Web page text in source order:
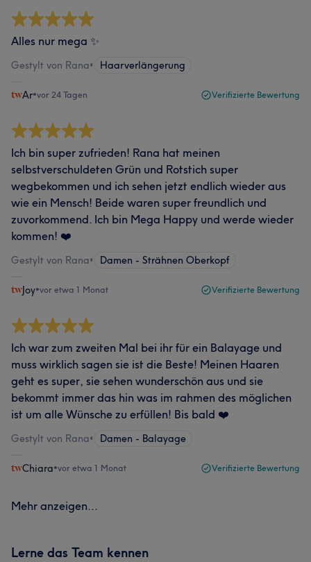
Alles nur mega ✨
Gestylt von Rana• Haarverlängerung
Ar•vor 24 Tagen Verifizierte Bewertung
Ich bin super zufrieden! Rana hat meinen
selbstverschuldeten Grün und Rotstich super
wegbekommen und ich sehen jetzt endlich wieder aus
wie ein Mensch! Beide waren super freundlich und
zuvorkommend. Ich bin Mega Happy und werde wieder
kommen! ❤️
Gestylt von Rana• Damen - Strähnen Oberkopf
Joy•vor etwa 1 Monat Verifizierte Bewertung
Ich war zum zweiten Mal bei ihr für ein Balayage und
muss wirklich sagen sie ist die Beste! Meinen Haaren
geht es super, sie sehen wunderschön aus und sie
bekommt immer das hin was im rahmen des möglichen
ist um alle Wünsche zu erfüllen! Bis bald ❤️
Gestylt von Rana• Damen - Balayage
Chiara•vor etwa 1 Monat Verifizierte Bewertung
Mehr anzeigen...
Lerne das Team kennen